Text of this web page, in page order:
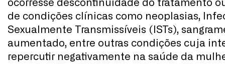
ocorresse descontinuidade do tratamento
de condições clínicas como neoplasias,
Sexualmente Transmissíveis (ISTs),
aumentado, entre outras condições cuja
repercutir negativamente na saúde da